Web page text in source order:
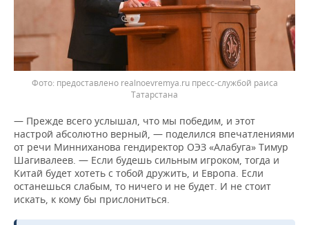
предоставлено realnoevremya.ru пресс-службой раиса
Татарстана
— Прежде всего услышал, что мы победим, и этот
настрой абсолютно верный, — поделился впечатлениями
от речи Минниханова гендиректор ОЭЗ «Алабуга» Тимур
Шагивалеев. — Если будешь сильным игроком, тогда и
Китай будет хотеть с тобой дружить, и Европа. Если
останешься слабым, то ничего и не будет. И не стоит
искать, к кому бы прислониться.